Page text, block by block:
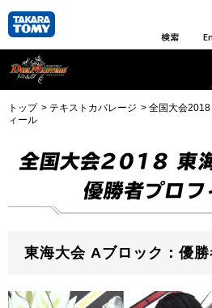
検索
トップ テキストカバレージ
全国大会
ィール
全国大会2018 東海
優勝者プロフ
東海大会 Aブロック：優